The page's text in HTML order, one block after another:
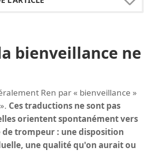
bienveillance ne
Ren par « bienveillance »
Ces traductions ne sont pas
orientent spontanément vers
de trompeur : une disposition
une qualité qu'on aurait ou